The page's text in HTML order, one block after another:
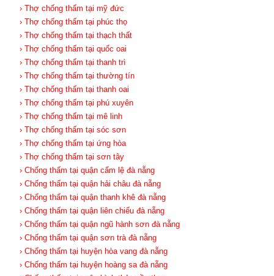
› Thợ chống thấm tại mỹ đức
› Thợ chống thấm tại phúc thọ
› Thợ chống thấm tại thạch thất
› Thợ chống thấm tại quốc oai
› Thợ chống thấm tại thanh trì
› Thợ chống thấm tại thường tín
› Thợ chống thấm tại thanh oai
› Thợ chống thấm tại phú xuyên
› Thợ chống thấm tại mê linh
› Thợ chống thấm tại sóc sơn
› Thợ chống thấm tại ứng hòa
› Thợ chống thấm tại sơn tây
› Chống thấm tại quận cẩm lệ đà nẵng
› Chống thấm tại quận hải châu đà nẵng
› Chống thấm tại quận thanh khê đà nẵng
› Chống thấm tại quận liên chiểu đà nẵng
› Chống thấm tại quận ngũ hành sơn đà nẵng
› Chống thấm tại quận sơn trà đà nẵng
› Chống thấm tại huyện hòa vang đà nẵng
› Chống thấm tại huyện hoàng sa đà nẵng